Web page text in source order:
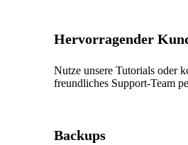
Hervorragender
Nutze unsere Tutorials oder
freundliches Support-Team
Backups